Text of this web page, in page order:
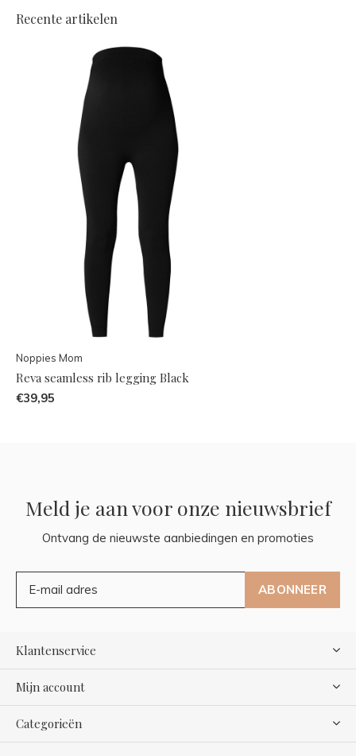
Recente artikelen
Noppies Mom
Reva seamless rib legging Black
€39,95
Meld je aan voor onze nieuwsbrief
Ontvang de nieuwste aanbiedingen en promoties
ABONNEER
Klantenservice
Mijn account
Categorieën